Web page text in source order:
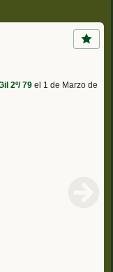
2º/ 79 el 1 de Marzo de